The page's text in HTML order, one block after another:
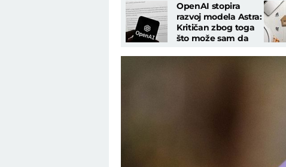
OpenAI stopira
razvoj modela Astra:
Kritičan zbog toga
što može sam da
hakerske napade